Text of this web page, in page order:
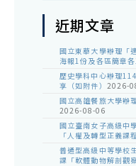
近期文章
國立東華大學辦理「
海報1份及各區簡章
歷史學科中心辦理
享（如附件） 2026-
國立高雄餐旅大學辦
2026-08-06
國立臺南女子高級中
「人權及轉型正義課
普通型高級中等學校
課「軟體動物解剖觀